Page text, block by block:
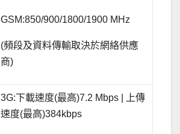
GSM:850/900/1800/1900 MHz
(頻段及資料傳輸取決於網絡供應
商)
3G:下載速度(最高)7.2 Mbps | 上傳
速度(最高)384kbps